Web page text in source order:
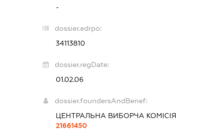
-
dossier.edrpo:
34113810
dossier.regDate:
01.02.06
dossier.foundersAndBenef:
ЦЕНТРАЛЬНА ВИБОРЧА КОМІСІЯ
21661450